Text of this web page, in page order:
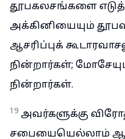
தூபகலசங்களை
அக்கினியையும்
ஆசரிப்புக்
நின்றார்கள்;
நின்றார்கள்.
19 அவர்களுக்கு
சபையையெல்லாம்